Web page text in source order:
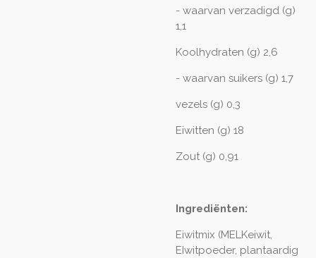
- waarvan verzadigd (g)
1,1
Koolhydraten (g) 2,6
- waarvan suikers (g) 1,7
vezels (g) 0,3
Eiwitten (g) 18
Zout (g) 0,91
Ingrediënten:
Eiwitmix (MELKeiwit,
EIwitpoeder, plantaardig